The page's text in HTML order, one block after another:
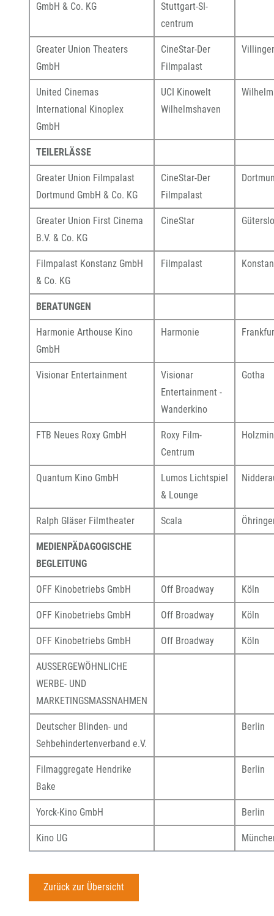
GmbH & Co. KG
Stuttgart-SI-
centrum
Greater Union Theaters
GmbH
CineStar-Der
Filmpalast
United Cinemas
International Kinoplex
GmbH
UCI Kinowelt
Wilhelmshaven
TEILERLÄSSE
Greater Union Filmpalast
Dortmund GmbH & Co. KG
CineStar-Der
Filmpalast
Greater Union First Cinema
B.V. & Co. KG
CineStar
Filmpalast Konstanz GmbH
& Co. KG
Filmpalast
BERATUNGEN
Harmonie Arthouse Kino
GmbH
Harmonie
Visionar Entertainment
Visionar
Entertainment -
Wanderkino
Gotha
FTB Neues Roxy GmbH
Roxy Film-
Centrum
Quantum Kino GmbH
Lumos Lichtspiel
& Lounge
Ralph Gläser Filmtheater Scala
MEDIENPÄDAGOGISCHE
BEGLEITUNG
OFF Kinobetriebs GmbH Off Broadway Köln
OFF Kinobetriebs GmbH Off Broadway Köln
OFF Kinobetriebs GmbH Off Broadway Köln
AUSSERGEWÖHNLICHE
WERBE- UND
MARKETINGSMASSNAHMEN
Deutscher Blinden- und
Sehbehindertenverband e.V.
Berlin
Filmaggregate Hendrike
Bake
Berlin
Yorck-Kino GmbH Berlin
Kino UG
Zurück zur Übersicht